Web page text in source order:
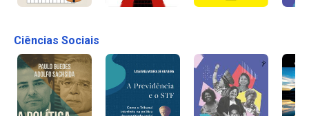
Ciências Sociais